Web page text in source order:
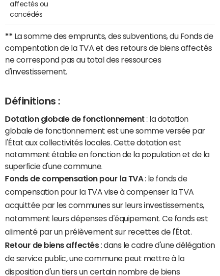
affectés ou
concédés
** La somme des emprunts, des subventions, du Fonds de
compentation de la TVA et des retours de biens affectés
ne correspond pas au total des ressources
d'investissement.
Définitions :
Dotation globale de fonctionnement : la dotation
globale de fonctionnement est une somme versée par
l'État aux collectivités locales. Cette dotation est
notamment établie en fonction de la population et de la
superficie d'une commune.
Fonds de compensation pour la TVA: le fonds de
compensation pour la TVA vise à compenser la TVA
acquittée par les communes sur leurs investissements,
notamment leurs dépenses d'équipement. Ce fonds est
alimenté par un prélèvement sur recettes de l'État.
Retour de biens affectés: dans le cadre d'une délégation
de service public, une commune peut mettre à la
disposition d'un tiers un certain nombre de biens